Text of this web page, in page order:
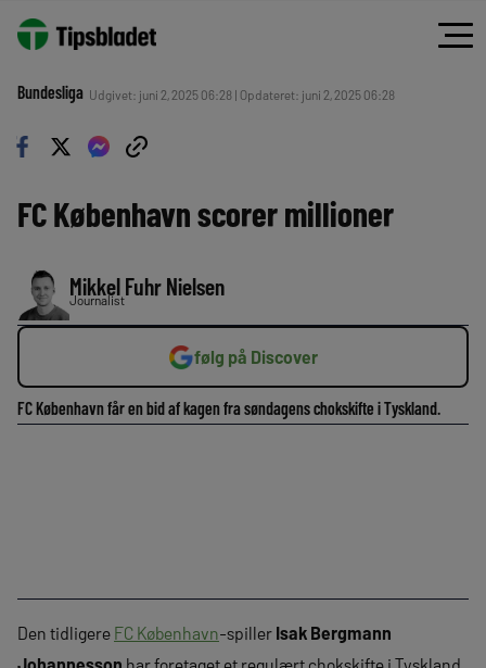
Bundesliga Udgivet: juni 2, 2025 06:28 | Opdateret: juni 2, 2025 06:28
FC København scorer millioner
Mikkel Fuhr Nielsen
Journalist
følg på Discover
FC København får en bid af kagen fra søndagens chokskifte i Tyskland.
Den tidligere FC København-spiller Isak Bergmann